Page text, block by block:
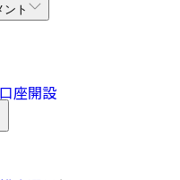
ント
口座開設